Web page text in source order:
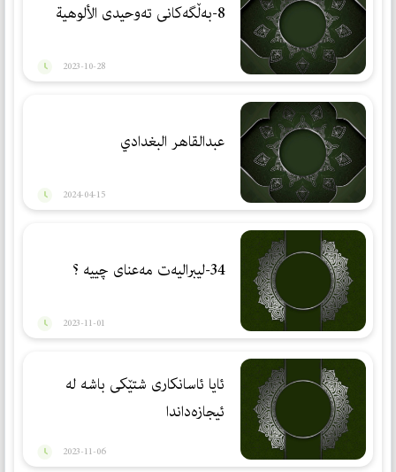
8-بەڵگەكانی تەوحیدی الألوهیة
2023-10-28
عبدالقاهر البغدادي
2024-04-15
34-لیبرالیەت مەعنای چییه ؟
2023-11-01
ئایا ئاسانكاری شتێكی باشه‌ له‌
ئیجازه‌داندا
2023-11-06